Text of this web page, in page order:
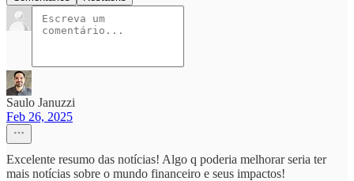
Saulo Januzzi
Feb 26, 2025
Excelente resumo das notícias! Algo q poderia melhorar seria ter
mais notícias sobre o mundo financeiro e seus impactos!